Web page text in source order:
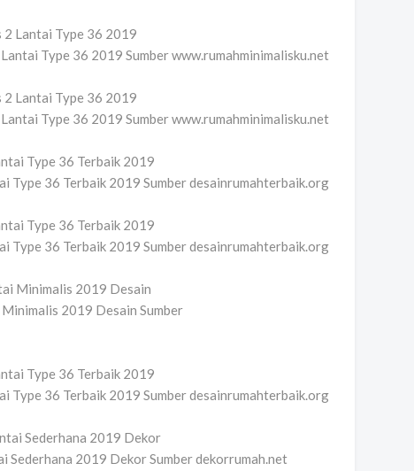
Type 36 2019 Sumber www.rumahminimalisku.net
Type 36 2019 Sumber www.rumahminimalisku.net
Type 36 Terbaik 2019 Sumber desainrumahterbaik.org
Type 36 Terbaik 2019 Sumber desainrumahterbaik.org
2019 Desain Sumber
Type 36 Terbaik 2019 Sumber desainrumahterbaik.org
Sederhana 2019 Dekor Sumber dekorrumah.net